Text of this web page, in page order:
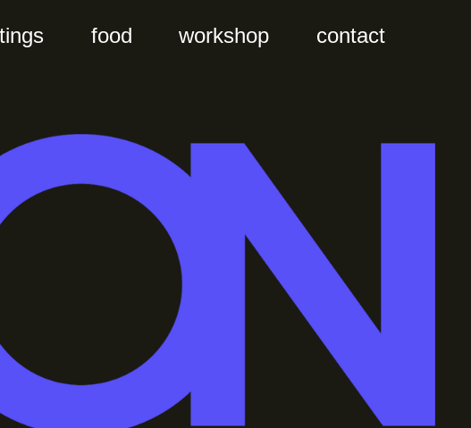
food workshop contact